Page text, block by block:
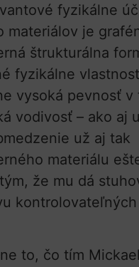
fyzikálne
materiálov je
štrukturálna
fyzikálne
vysoká pevnosť v
vodivosť – ako aj
už aj tak
materiálu
že mu dá
to, čo tím